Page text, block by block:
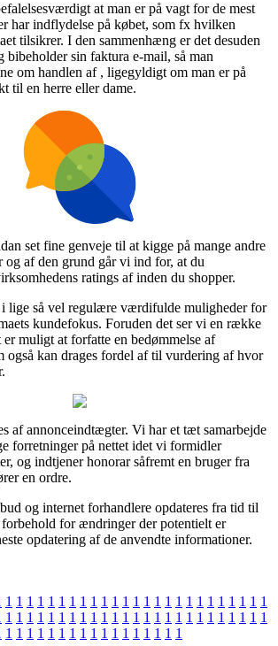
at man er på vagt for de mest
har indflydelse på købet, som fx hvilken
tilsikrer. I den sammenhæng er det desuden
bibeholder sin faktura e-mail, så man
om handlen af , ligegyldigt om man er på
til en herre eller dame.
set fine genveje til at kigge på mange andre
og af den grund går vi ind for, at du
ratings af inden du shopper.
i lige så vel regulære værdifulde muligheder for
kundefokus. Foruden det ser vi en række
muligt at forfatte en bedømmelse af
også kan drages fordel af til vurdering af hvor
af annonceindtægter. Vi har et tæt samarbejde
forretninger på nettet idet vi formidler
og indtjener honorar såfremt en bruger fra
en ordre.
og internet forhandlere opdateres fra tid til
for ændringer der potentielt er
opdatering af de anvendte informationer.
1 1 1 1 1 1 1 1 1 1 1 1 1 1 1 1 1 1 1 1 1 1 1 1 1
1 1 1 1 1 1 1 1 1 1 1 1 1 1 1 1 1 1 1 1 1 1 1 1 1
1 1 1 1 1 1 1 1 1 1 1 1 1 1 1 1 1